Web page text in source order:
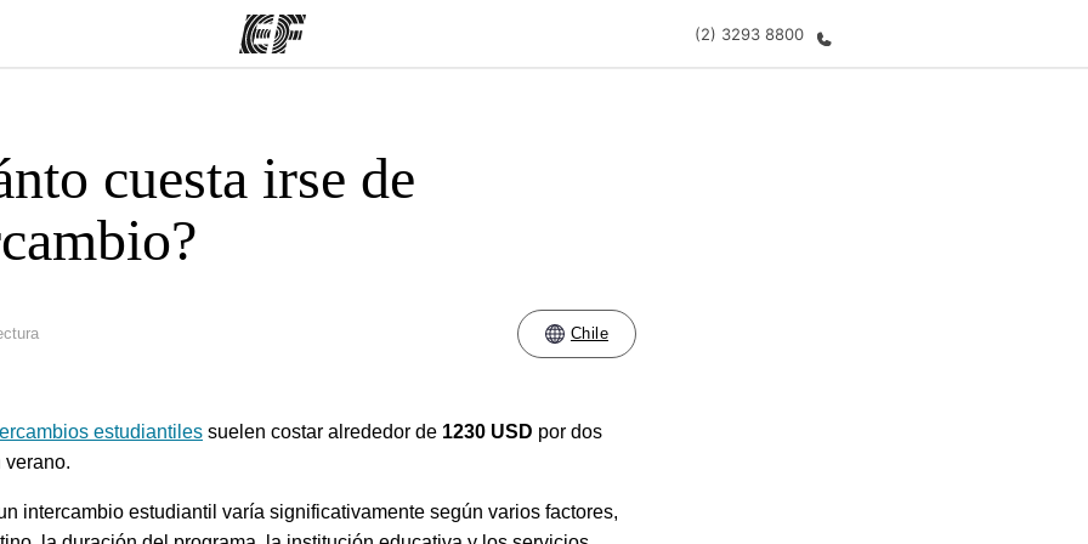
(2) 3293 8800
hacemos
Oficinas
Encuentra una oficina
cuesta irse de
Chile
estudiantilessuelen costar alrededor de 1230 USD por dos
verano.
intercambio estudiantil varía significativamente según varios factores,